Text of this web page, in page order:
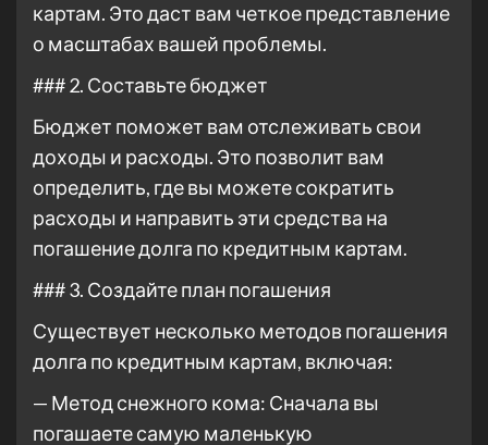
картам. Это даст вам четкое представление
о масштабах вашей проблемы.
### 2. Составьте бюджет
Бюджет поможет вам отслеживать свои
доходы и расходы. Это позволит вам
определить, где вы можете сократить
расходы и направить эти средства на
погашение долга по кредитным картам.
### 3. Создайте план погашения
Существует несколько методов погашения
долга по кредитным картам, включая:
— Метод снежного кома: Сначала вы
погашаете самую маленькую